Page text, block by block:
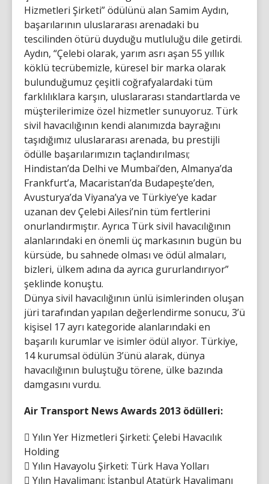
Hizmetleri Şirketi” ödülünü alan Samim Aydın,
başarılarının uluslararası arenadaki bu
tescilinden ötürü duyduğu mutluluğu dile getirdi.
Aydın, “Çelebi olarak, yarım asrı aşan 55 yıllık
köklü tecrübemizle, küresel bir marka olarak
bulunduğumuz çeşitli coğrafyalardaki tüm
farklılıklara karşın, uluslararası standartlarda ve
müşterilerimize özel hizmetler sunuyoruz. Türk
sivil havacılığının kendi alanımızda bayrağını
taşıdığımız uluslararası arenada, bu prestijli
ödülle başarılarımızın taçlandırılması;
Hindistan’da Delhi ve Mumbai’den, Almanya’da
Frankfurt’a, Macaristan’da Budapeşte’den,
Avusturya’da Viyana’ya ve Türkiye’ye kadar
uzanan dev Çelebi Ailesi’nin tüm fertlerini
onurlandırmıştır. Ayrıca Türk sivil havacılığının
alanlarındaki en önemli üç markasının bugün bu
kürsüde, bu sahnede olması ve ödül almaları,
bizleri, ülkem adına da ayrıca gururlandırıyor”
şeklinde konuştu.
Dünya sivil havacılığının ünlü isimlerinden oluşan
jüri tarafından yapılan değerlendirme sonucu, 3’ü
kişisel 17 ayrı kategoride alanlarındaki en
başarılı kurumlar ve isimler ödül alıyor. Türkiye,
14 kurumsal ödülün 3’ünü alarak, dünya
havacılığının buluştuğu törene, ülke bazında
damgasını vurdu.
Air Transport News Awards 2013 ödülleri:
 Yılın Yer Hizmetleri Şirketi: Çelebi Havacılık
Holding
 Yılın Havayolu Şirketi: Türk Hava Yolları
 Yılın Havalimanı: İstanbul Atatürk Havalimanı